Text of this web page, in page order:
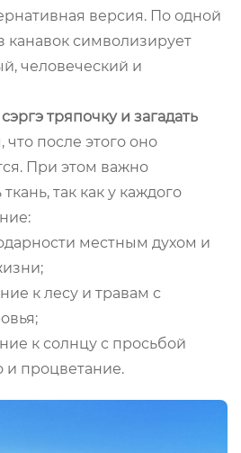
версия. По одной
канавок символизирует
человеческий и
тряпочку и загадать
что после этого оно
При этом важно
так как у каждого
местным духом и
к лесу и травам с
к солнцу с просьбой
и процветание.